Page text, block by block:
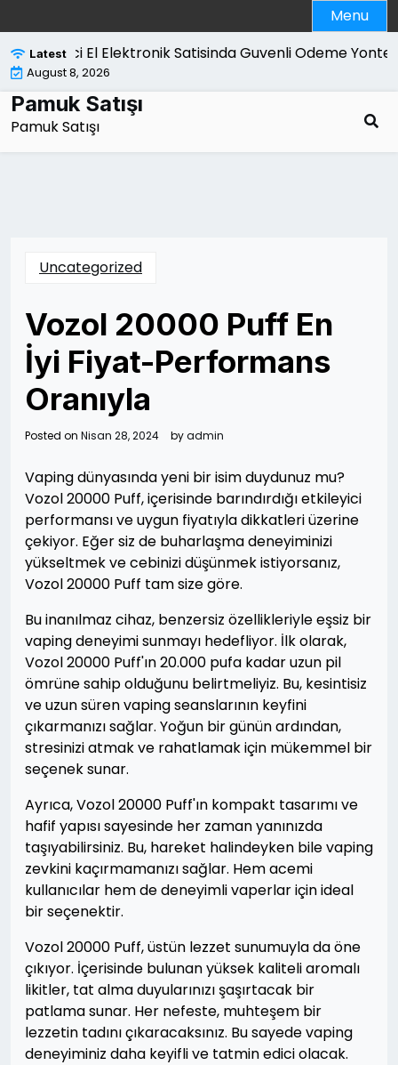
to
content
Menu
Latest
İkinci El Elektronik Satisinda Guvenli Odeme
August 8, 2026
Pamuk Satışı
Pamuk Satışı
Uncategorized
Vozol 20000 Puff En
İyi Fiyat-Performans
Oranıyla
Posted on Nisan 28, 2024 byadmin
Vaping dünyasında yeni bir isim duydunuz mu?
Vozol 20000 Puff, içerisinde barındırdığı etkileyici
performansı ve uygun fiyatıyla dikkatleri üzerine
çekiyor. Eğer siz de buharlaşma deneyiminizi
yükseltmek ve cebinizi düşünmek istiyorsanız,
Vozol 20000 Puff tam size göre.
Bu inanılmaz cihaz, benzersiz özellikleriyle eşsiz bir
vaping deneyimi sunmayı hedefliyor. İlk olarak,
Vozol 20000 Puff'ın 20.000 pufa kadar uzun pil
ömrüne sahip olduğunu belirtmeliyiz. Bu, kesintisiz
ve uzun süren vaping seanslarının keyfini
çıkarmanızı sağlar. Yoğun bir günün ardından,
stresinizi atmak ve rahatlamak için mükemmel bir
seçenek sunar.
Ayrıca, Vozol 20000 Puff'ın kompakt tasarımı ve
hafif yapısı sayesinde her zaman yanınızda
taşıyabilirsiniz. Bu, hareket halindeyken bile vaping
zevkini kaçırmamanızı sağlar. Hem acemi
kullanıcılar hem de deneyimli vaperlar için ideal
bir seçenektir.
Vozol 20000 Puff, üstün lezzet sunumuyla da öne
çıkıyor. İçerisinde bulunan yüksek kaliteli aromalı
likitler, tat alma duyularınızı şaşırtacak bir
patlama sunar. Her nefeste, muhteşem bir
lezzetin tadını çıkaracaksınız. Bu sayede vaping
deneyiminiz daha keyifli ve tatmin edici olacak.